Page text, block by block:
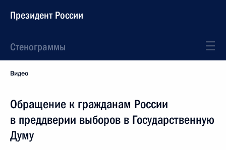
Президент России
Стенограммы
Видео
Обращение к гражданам России
в преддверии выборов в Государственную
Думу